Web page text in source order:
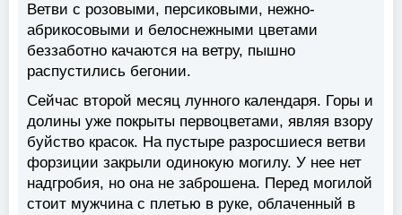
Ветви с розовыми, персиковыми, нежно-
абрикосовыми и белоснежными цветами
беззаботно качаются на ветру, пышно
распустились бегонии.
Сейчас второй месяц лунного календаря. Горы и
долины уже покрыты первоцветами, являя взору
буйство красок. На пустыре разросшиеся ветви
форзиции закрыли одинокую могилу. У нее нет
надгробия, но она не заброшена. Перед могилой
стоит мужчина с плетью в руке, облаченный в